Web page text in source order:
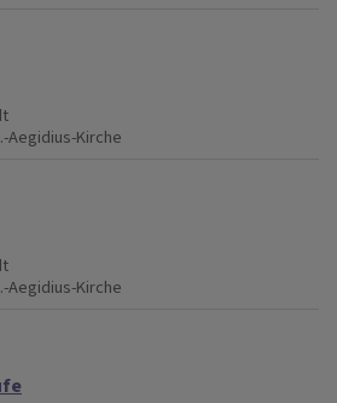
Aegidius-Kirche
Aegidius-Kirche